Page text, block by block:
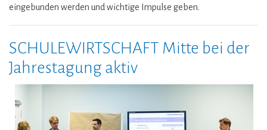
eingebunden werden und wichtige Impulse geben.
SCHULEWIRTSCHAFT Mitte bei der
Jahrestagung aktiv